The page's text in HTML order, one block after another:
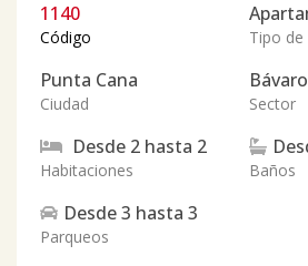
1140
Código Tipo de
Punta Cana
Ciudad
Bávaro
Sector
Desde 2 hasta 2
Habitaciones Baños
Desde3 hasta 3
Parqueos